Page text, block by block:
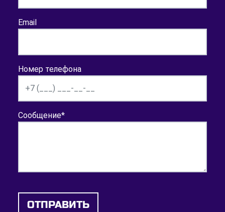
Email
Номер телефона
Сообщение*
ОТПРАВИТЬ